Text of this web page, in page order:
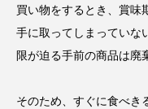
買い物をするとき、賞味
手に取ってしまっていな
限が迫る手前の商品は廃
そのため、すぐに食べき